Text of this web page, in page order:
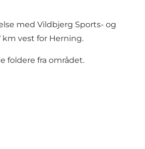
med Vildbjerg Sports- og
km vest for Herning.
foldere fra området.